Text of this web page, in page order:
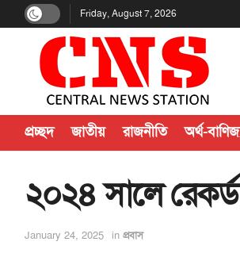
Friday, August 7, 2026
প্রচ্ছদ জাতীয় রাজনীতি অর্থ-
২০২৪ সালে
January 24, 2025 in প্রবাস